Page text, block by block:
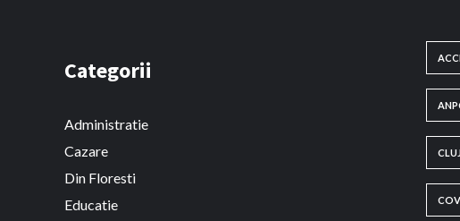
Categorii
Administratie
Cazare
Din Floresti
Educatie